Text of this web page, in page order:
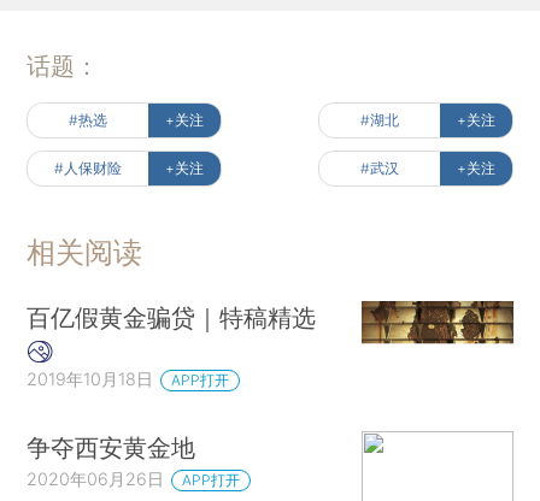
话题：
#热选 +关注 #湖北 +关注
#人保财险 +关注 #武汉 +关注
相关阅读
百亿假黄金骗贷｜特稿精选
2019年10月18日 APP打开
争夺西安黄金地
2020年06月26日 APP打开